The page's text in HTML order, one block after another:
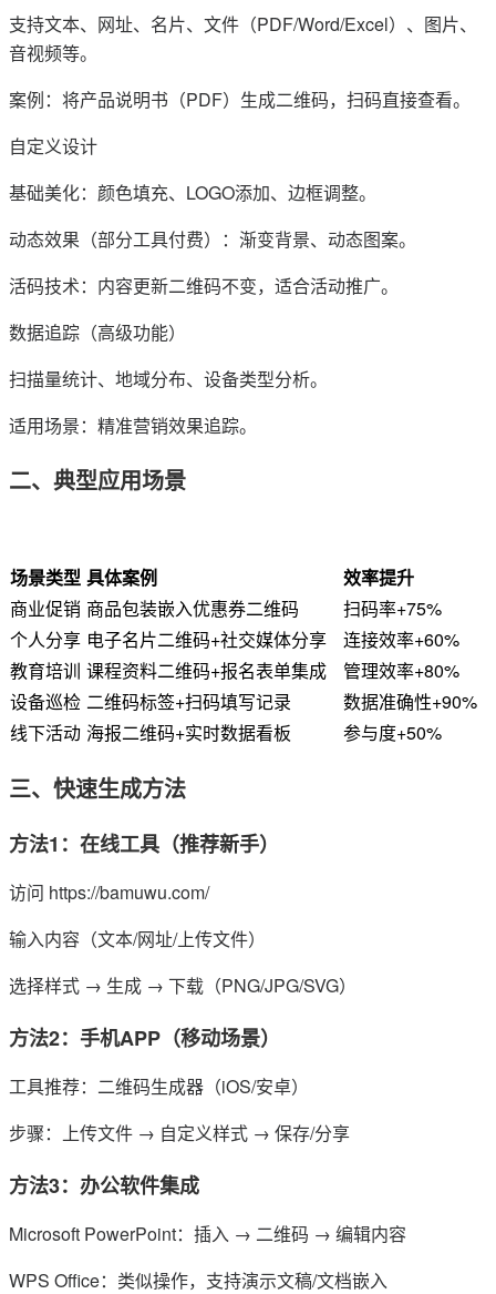
支持文本、网址、名片、文件（PDF/Word/Excel）、图片、
音视频等。
案例：将产品说明书（PDF）生成二维码，扫码直接查看。
自定义设计
基础美化：颜色填充、LOGO添加、边框调整。
动态效果（部分工具付费）：渐变背景、动态图案。
活码技术：内容更新二维码不变，适合活动推广。
数据追踪（高级功能）
扫描量统计、地域分布、设备类型分析。
适用场景：精准营销效果追踪。
二、典型应用场景
场景类型 具体案例
效率提升
商业促销 商品包装嵌入优惠券二维码
扫码率+75%
个人分享 电子名片二维码+社交媒体分享
连接效率+60%
教育培训 课程资料二维码+报名表单集成
管理效率+80%
设备巡检 二维码标签+扫码填写记录
数据准确性+90%
线下活动 海报二维码+实时数据看板 参与度+50%
三、快速生成方法
方法1：在线工具（推荐新手）
访问 https://bamuwu.com/
输入内容（文本/网址/上传文件）
选择样式 → 生成 → 下载（PNG/JPG/SVG）
方法2：手机APP（移动场景）
工具推荐：二维码生成器（iOS/安卓）
步骤：上传文件 → 自定义样式 → 保存/分享
方法3：办公软件集成
Microsoft PowerPoint：插入 → 二维码 → 编辑内容
WPS Office：类似操作，支持演示文稿/文档嵌入